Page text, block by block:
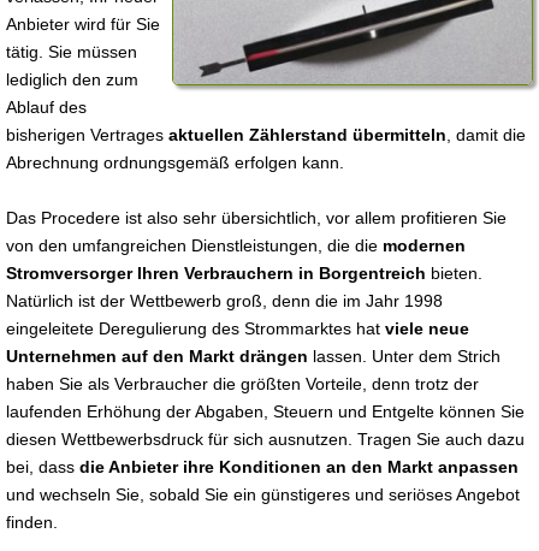
Anbieter wird für Sie
tätig. Sie müssen
lediglich den zum
Ablauf des
bisherigen Vertrages aktuellen Zählerstand übermitteln , damit die
Abrechnung ordnungsgemäß erfolgen kann.
Das Procedere ist also sehr übersichtlich, vor allem profitieren Sie
von den umfangreichen Dienstleistungen, die die modernen
Stromversorger Ihren Verbrauchern in Borgentreich bieten.
Natürlich ist der Wettbewerb groß, denn die im Jahr 1998
eingeleitete Deregulierung des Strommarktes hat viele neue
Unternehmen auf den Markt drängen lassen. Unter dem Strich
haben Sie als Verbraucher die größten Vorteile, denn trotz der
laufenden Erhöhung der Abgaben, Steuern und Entgelte können Sie
diesen Wettbewerbsdruck für sich ausnutzen. Tragen Sie auch dazu
bei, dass die Anbieter ihre Konditionen an den Markt anpassen
und wechseln Sie, sobald Sie ein günstigeres und seriöses Angebot
finden.